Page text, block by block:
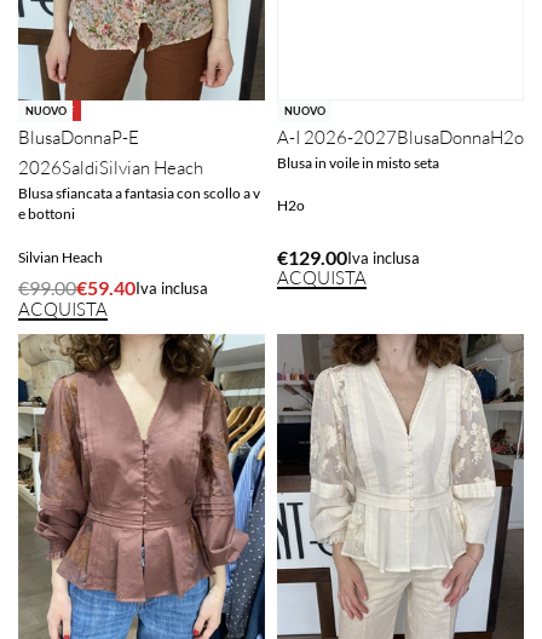
-40% OFF
NUOVO
BlusaDonnaP-E
2026SaldiSilvian Heach
Blusa sfiancata a fantasia con scollo a v
e bottoni
Silvian Heach
€99.00€59.40Iva inclusa
ACQUISTA
NUOVO
A-I 2026-2027BlusaDonnaH2o
Blusa in voile in misto seta
H2o
€129.00Iva inclusa
ACQUISTA